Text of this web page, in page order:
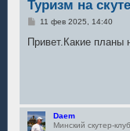
Туризм на
С
о
11 фев 2025, 14:40
Привет.Какие планы
Daem
Минский скутер-клуб